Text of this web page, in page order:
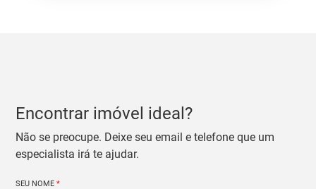
Encontrar imóvel ideal?
Não se preocupe. Deixe seu email e telefone que um
especialista irá te ajudar.
SEU NOME*